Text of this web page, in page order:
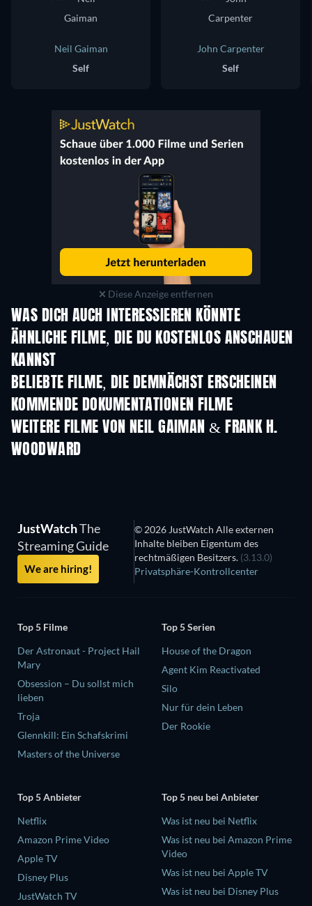
Neil Gaiman
Self
John Carpenter
Self
Diese Anzeige entfernen
WAS DICH AUCH INTERESSIEREN KÖNNTE
ÄHNLICHE FILME, DIE DU KOSTENLOS ANSCHAUEN
KANNST
BELIEBTE FILME, DIE DEMNÄCHST ERSCHEINEN
KOMMENDE DOKUMENTATIONEN FILME
WEITERE FILME VON NEIL GAIMAN & FRANK H.
WOODWARD
JustWatchThe
Streaming Guide
We are hiring!
© 2026 JustWatch Alle externen
Inhalte bleiben Eigentum des
rechtmäßigen Besitzers. (3.13.0)
Privatsphäre-Kontrollcenter
Top 5 Filme
Der Astronaut - Project Hail
Mary
Obsession – Du sollst mich
lieben
Troja
Glennkill: Ein Schafskrimi
Masters of the Universe
Top 5 Serien
House of the Dragon
Agent Kim Reactivated
Silo
Nur für dein Leben
Der Rookie
Top 5 Anbieter
Netflix
Amazon Prime Video
Apple TV
Disney Plus
JustWatch TV
Top 5 neu bei Anbieter
Was ist neu bei Netflix
Was ist neu bei Amazon Prime
Video
Was ist neu bei Apple TV
Was ist neu bei Disney Plus